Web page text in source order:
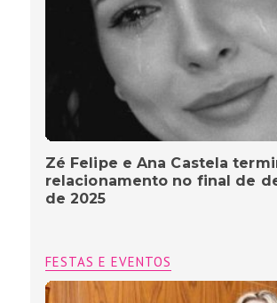
Zé Felipe e Ana Castela
relacionamento no final de
de 2025
FESTAS E EVENTOS